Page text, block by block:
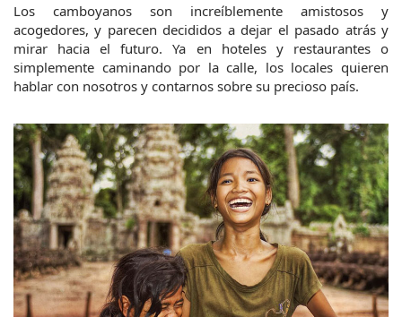
Los camboyanos son increíblemente amistosos y
acogedores, y parecen decididos a dejar el pasado atrás y
mirar hacia el futuro. Ya en hoteles y restaurantes o
simplemente caminando por la calle, los locales quieren
hablar con nosotros y contarnos sobre su precioso país.